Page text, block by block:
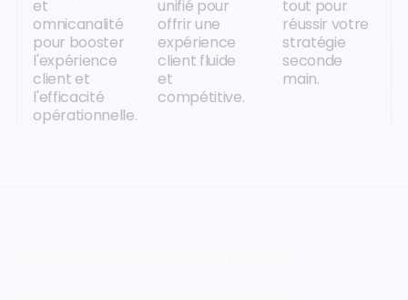
et
omnicanalité
pour booster
l'expérience
client et
l'efficacité
opérationnelle.
unifié pour
offrir une
expérience
client fluide
et
compétitive.
tout pour
réussir votre
stratégie
seconde
main.